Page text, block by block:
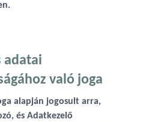
adatai
való joga
alapján jogosult arra,
és Adatkezelő